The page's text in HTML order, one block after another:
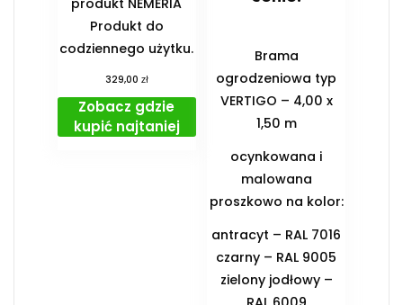
Produkt do
codziennego użytku.
329,00 zł
Zobacz gdzie
kupić najtaniej
Brama
ogrodzeniowa typ
VERTIGO – 4,00 x
1,50 m
ocynkowana i
malowana
proszkowo na kolor:
antracyt – RAL 7016
czarny – RAL 9005
zielony jodłowy –